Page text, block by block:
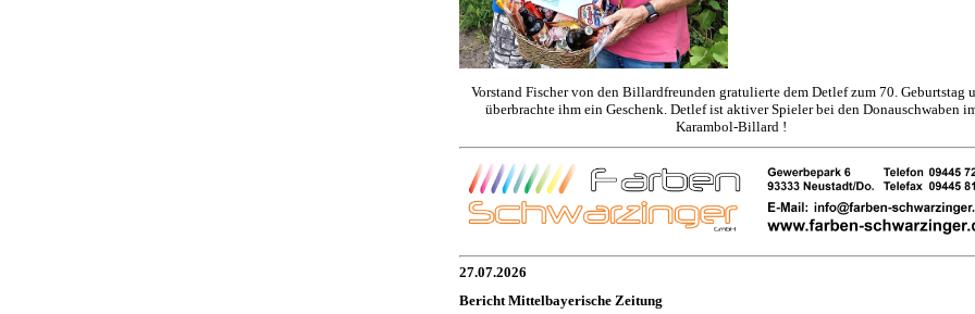
Vorstand Fischer von den Billardfreunden gratulierte dem Detlef zum 70. Geburtstag
überbrachte ihm ein Geschenk. Detlef ist aktiver Spieler bei den Donauschwaben
Karambol-Billard !
27.07.2026
Bericht Mittelbayerische Zeitung